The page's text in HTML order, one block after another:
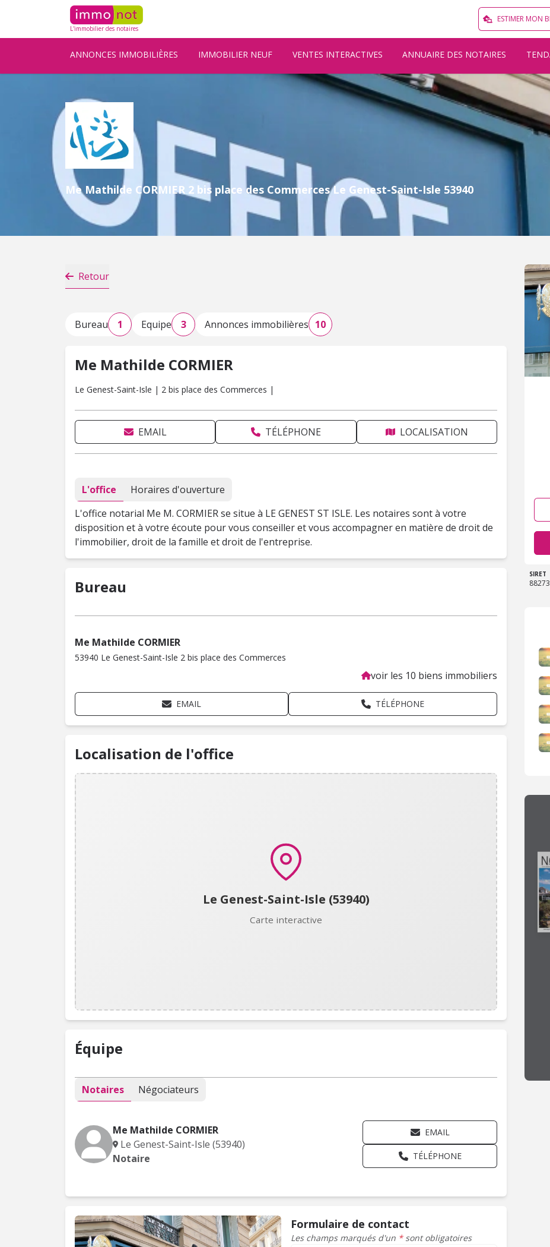
L'immobilier des notaires
ESTIMER MON
ANNONCES IMMOBILIÈRES IMMOBILIER NEUF VENTES INTERACTIVES ANNUAIRE DES NOTAIRES
Me Mathilde CORMIER 2 bis place des Commerces Le Genest-Saint-Isle 53940
Retour
Bureau 1 Equipe 3 Annonces immobilières 10
Me Mathilde CORMIER
Le Genest-Saint-Isle | 2 bis place des Commerces |
EMAIL TÉLÉPHONE LOCALISATION
L'office
Horaires d'ouverture
L'office notarial Me M. CORMIER se situe à LE GENEST ST ISLE. Les notaires sont à votre
disposition et à votre écoute pour vous conseiller et vous accompagner en matière de droit de
l'immobilier, droit de la famille et droit de l'entreprise.
Bureau
Me Mathilde CORMIER
53940 Le Genest-Saint-Isle 2 bis place des Commerces
voir les 10 biens immobiliers
EMAIL TÉLÉPHONE
Localisation de l'office
Le Genest-Saint-Isle (53940)
Carte interactive
Équipe
Notaires Négociateurs
Me Mathilde CORMIER
Le Genest-Saint-Isle (53940)
Notaire
EMAIL
TÉLÉPHONE
Formulaire de contact
Les champs marqués d'un *sont obligatoires
SIRET